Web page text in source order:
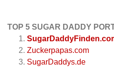
TOP 5 SUGAR DADDY
Zuckerpapas.com
SugarDaddys.de